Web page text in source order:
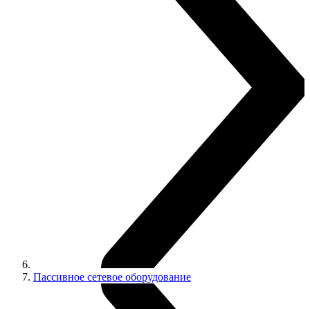
Пассивное сетевое оборудование